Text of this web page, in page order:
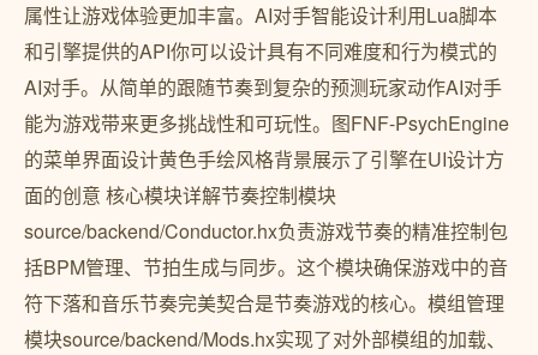
属性让游戏体验更加丰富。AI对手智能设计利用Lua脚本
和引擎提供的API你可以设计具有不同难度和行为模式的
AI对手。从简单的跟随节奏到复杂的预测玩家动作AI对手
能为游戏带来更多挑战性和可玩性。图FNF-PsychEngine
的菜单界面设计黄色手绘风格背景展示了引擎在UI设计方
面的创意 核心模块详解节奏控制模块
source/backend/Conductor.hx负责游戏节奏的精准控制包
括BPM管理、节拍生成与同步。这个模块确保游戏中的音
符下落和音乐节奏完美契合是节奏游戏的核心。模组管理
模块source/backend/Mods.hx实现了对外部模组的加载、